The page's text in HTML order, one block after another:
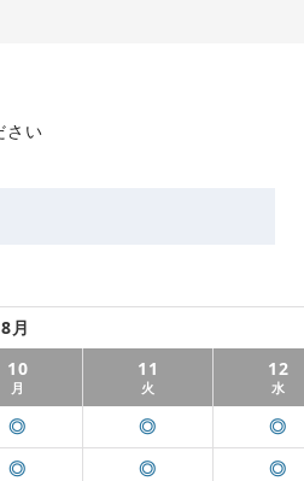
さい
8月
10
月
11
火
12
水
◎ ◎ ◎
◎ ◎ ◎